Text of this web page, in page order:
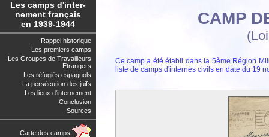
Les camps d'inter-
nement français
en 1939-1944
Rappel historique
Les premiers camps
Les Groupes de Travailleurs
Etrangers
Les réfugiés espagnols
La persécution des juifs
Les lieux d'internement
Conclusion
Sources
Carte des camps
CAMP
Ce camp a été établi dans la 5ème Région
liste de camps d'internés civils en date du 19